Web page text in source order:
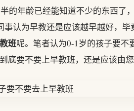
的年龄已经能知道不少的东西了
认为早教还是应该越早越好，毕
班呢。笔者认为0-1岁的孩子要不
要不要上早教班，还是应该由您